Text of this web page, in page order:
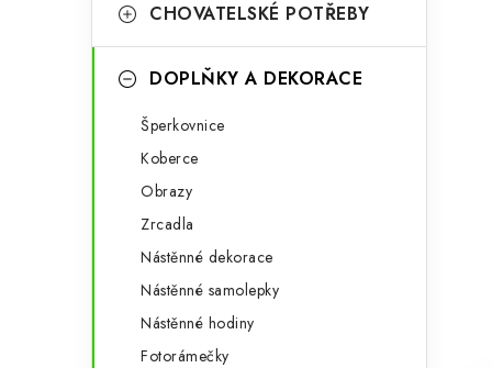
e
CHOVATELSKÉ POTŘEBY
DOPLŇKY A DEKORACE
Šperkovnice
Koberce
Obrazy
Zrcadla
Nástěnné dekorace
Nástěnné samolepky
Nástěnné hodiny
Fotorámečky